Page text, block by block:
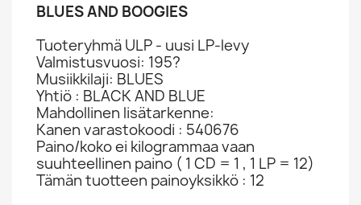
BLUES AND BOOGIES
Tuoteryhmä ULP - uusi LP-levy
Valmistusvuosi: 195?
Musiikkilaji: BLUES
Yhtiö : BLACK AND BLUE
Mahdollinen lisätarkenne:
Kanen varastokoodi : 540676
Paino/koko ei kilogrammaa vaan
suuhteellinen paino ( 1 CD = 1 , 1 LP = 12)
Tämän tuotteen painoyksikkö : 12